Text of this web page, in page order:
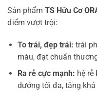
Sản phẩm TS Hữu Cơ
điểm vượt trội:
To trái, đẹp trái: trái
màu, đạt chuẩn
Ra rễ cực mạnh: hệ
dưỡng tối đa, tăng